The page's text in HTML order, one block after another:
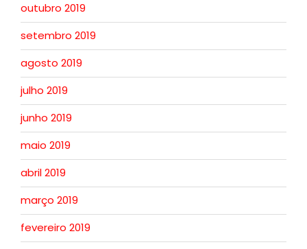
outubro 2019
setembro 2019
agosto 2019
julho 2019
junho 2019
maio 2019
abril 2019
março 2019
fevereiro 2019